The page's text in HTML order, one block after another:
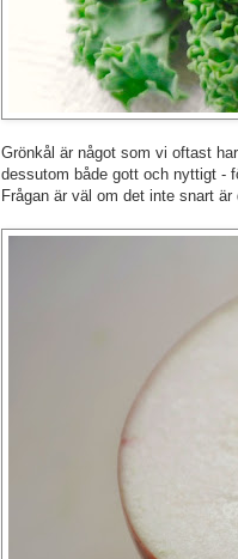
Grönkål är något som vi oftast
dessutom både gott och nyttigt -
Frågan är väl om det inte snart